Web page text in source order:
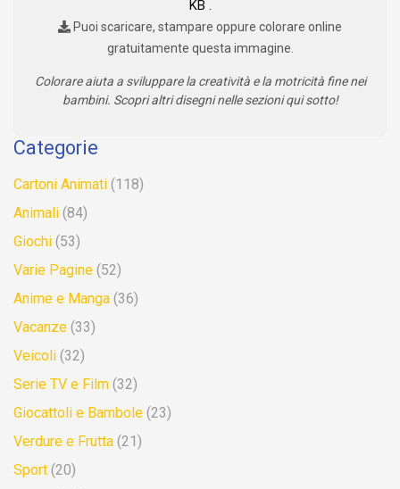
KB .
Puoi scaricare, stampare oppure colorare online
gratuitamente questa immagine.
Colorare aiuta a sviluppare la creatività e la motricità fine nei
bambini. Scopri altri disegni nelle sezioni qui sotto!
Categorie
Cartoni Animati (118)
Animali (84)
Giochi (53)
Varie Pagine (52)
Anime e Manga (36)
Vacanze (33)
Veicoli (32)
Serie TV e Film (32)
Giocattoli e Bambole (23)
Verdure e Frutta (21)
Sport (20)